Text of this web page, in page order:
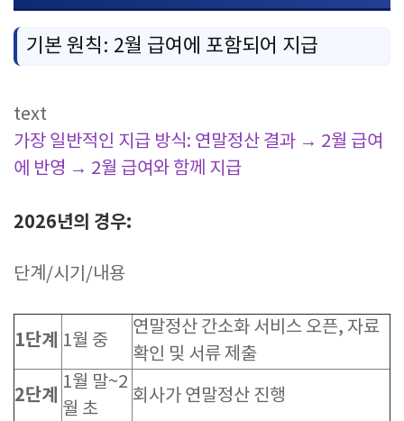
기본 원칙: 2월 급여에 포함되어 지급
text
가장 일반적인 지급 방식: 연말정산 결과 → 2월 급여
에 반영 → 2월 급여와 함께 지급
2026년의 경우:
단계/시기/내용
1단계 1월 중
연말정산 간소화 서비스 오픈, 자료
확인 및 서류 제출
2단계
1월 말~2
월 초
회사가 연말정산 진행